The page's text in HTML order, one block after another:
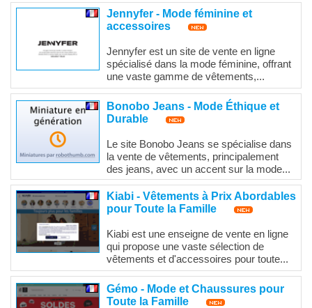
Jennyfer - Mode féminine et
accessoires
Jennyfer est un site de vente en ligne
spécialisé dans la mode féminine, offrant
une vaste gamme de vêtements,...
Bonobo Jeans - Mode Éthique et
Durable
Le site Bonobo Jeans se spécialise dans
la vente de vêtements, principalement
des jeans, avec un accent sur la mode...
Kiabi - Vêtements à Prix Abordables
pour Toute la Famille
Kiabi est une enseigne de vente en ligne
qui propose une vaste sélection de
vêtements et d'accessoires pour toute...
Gémo - Mode et Chaussures pour
Toute la Famille